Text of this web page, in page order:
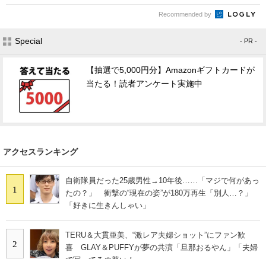
Recommended by
Special - PR -
【抽選で5,000円分】Amazonギフトカードが
当たる！読者アンケート実施中
アクセスランキング
1
自衛隊員だった25歳男性→10年後……「マジで何があっ
たの？」 衝撃の“現在の姿”が180万再生「別人…？」
「好きに生きんしゃい」
2
TERU＆大貫亜美、“激レア夫婦ショット”にファン歓
喜 GLAY＆PUFFYが夢の共演「旦那おるやん」「夫婦